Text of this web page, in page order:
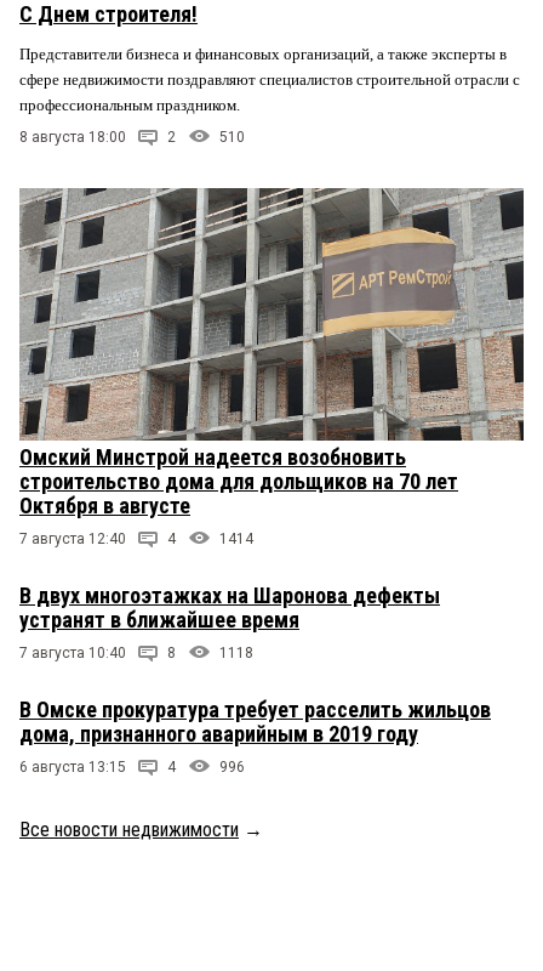
С Днем строителя!
Представители бизнеса и финансовых организаций, а также эксперты в
сфере недвижимости поздравляют специалистов строительной отрасли с
профессиональным праздником.
8 августа 18:00 2 510
Омский Минстрой надеется возобновить
строительство дома для дольщиков на 70 лет
Октября в августе
7 августа 12:40 4 1414
В двух многоэтажках на Шаронова дефекты
устранят в ближайшее время
7 августа 10:40 8 1118
В Омске прокуратура требует расселить жильцов
дома, признанного аварийным в 2019 году
6 августа 13:15 4 996
Все новости недвижимости →